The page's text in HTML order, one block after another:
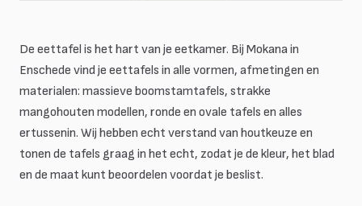
De eettafel is het hart van je eetkamer. Bij Mokana in
Enschede vind je eettafels in alle vormen, afmetingen en
materialen: massieve boomstamtafels, strakke
mangohouten modellen, ronde en ovale tafels en alles
ertussenin. Wij hebben echt verstand van houtkeuze en
tonen de tafels graag in het echt, zodat je de kleur, het blad
en de maat kunt beoordelen voordat je beslist.